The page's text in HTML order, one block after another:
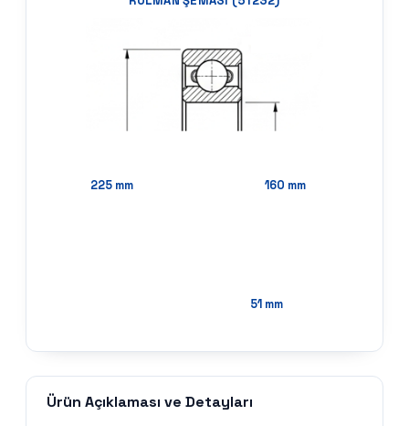
225 mm 160 mm
51 mm
Ürün Açıklaması ve Detayları